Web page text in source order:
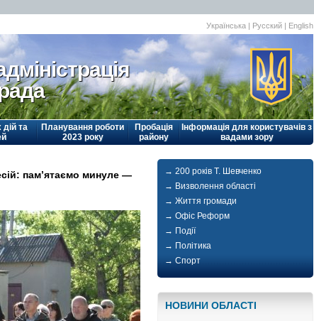
Українська | Русский | English
та
Планування роботи
2023 року
Пробація
району
Інформація для користувачів з
вадами зору
пам’ятаємо минуле —
→ 200 років Т. Шевченко
→ Визволення області
→ Життя громади
→ Офіс Реформ
→ Події
→ Політика
→ Спорт
НОВИНИ ОБЛАСТI